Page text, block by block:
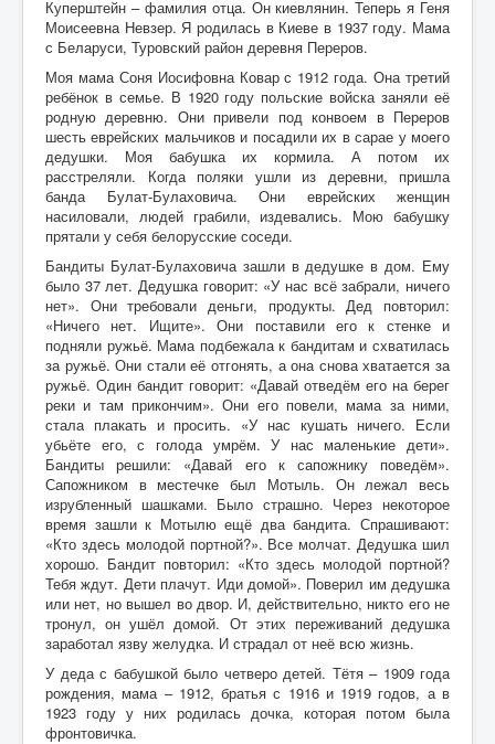
Куперштейн – фамилия отца. Он киевлянин. Теперь я Геня
Моисеевна Невзер. Я родилась в Киеве в 1937 году. Мама
с Беларуси, Туровский район деревня Переров.
Моя мама Соня Иосифовна Ковар с 1912 года. Она третий
ребёнок в семье. В 1920 году польские войска заняли её
родную деревню. Они привели под конвоем в Переров
шесть еврейских мальчиков и посадили их в сарае у моего
дедушки. Моя бабушка их кормила. А потом их
расстреляли. Когда поляки ушли из деревни, пришла
банда Булат-Булаховича. Они еврейских женщин
насиловали, людей грабили, издевались. Мою бабушку
прятали у себя белорусские соседи.
Бандиты Булат-Булаховича зашли в дедушке в дом. Ему
было 37 лет. Дедушка говорит: «У нас всё забрали, ничего
нет». Они требовали деньги, продукты. Дед повторил:
«Ничего нет. Ищите». Они поставили его к стенке и
подняли ружьё. Мама подбежала к бандитам и схватилась
за ружьё. Они стали её отгонять, а она снова хватается за
ружьё. Один бандит говорит: «Давай отведём его на берег
реки и там прикончим». Они его повели, мама за ними,
стала плакать и просить. «У нас кушать ничего. Если
убьёте его, с голода умрём. У нас маленькие дети».
Бандиты решили: «Давай его к сапожнику поведём».
Сапожником в местечке был Мотыль. Он лежал весь
изрубленный шашками. Было страшно. Через некоторое
время зашли к Мотылю ещё два бандита. Спрашивают:
«Кто здесь молодой портной?». Все молчат. Дедушка шил
хорошо. Бандит повторил: «Кто здесь молодой портной?
Тебя ждут. Дети плачут. Иди домой». Поверил им дедушка
или нет, но вышел во двор. И, действительно, никто его не
тронул, он ушёл домой. От этих переживаний дедушка
заработал язву желудка. И страдал от неё всю жизнь.
У деда с бабушкой было четверо детей. Тётя – 1909 года
рождения, мама – 1912, братья с 1916 и 1919 годов, а в
1923 году у них родилась дочка, которая потом была
фронтовичка.